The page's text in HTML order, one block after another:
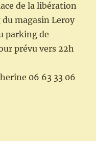
de la libération
magasin Leroy
parking de
prévu vers 22h
06 63 33 06